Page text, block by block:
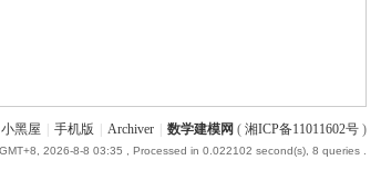
小黑屋 手机版 Archiver 数学建模网 ( 湘ICP备11011602号)
GMT+8, 2026-8-8 03:35 , Processed in 0.022102 second(s), 8 queries .